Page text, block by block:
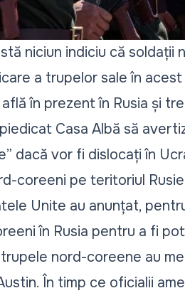
niciun indiciu că soldații
a trupelor sale în
în prezent în Rusia și
Casa Albă să
dacă vor fi dislocați în
coreeni pe teritoriul
Unite au anunțat,
în Rusia pentru a fi
nord-coreene au
În timp ce oficialii